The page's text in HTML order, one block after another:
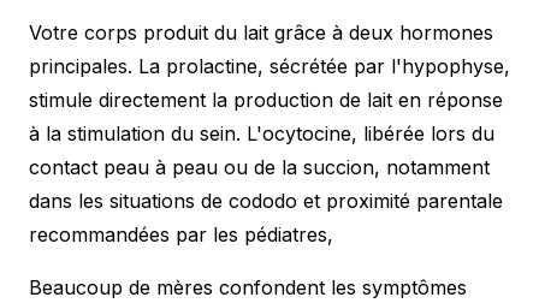
Votre corps produit du lait grâce à deux hormones
principales. La prolactine, sécrétée par l'hypophyse,
stimule directement la production de lait en réponse
à la stimulation du sein. L'ocytocine, libérée lors du
contact peau à peau ou de la succion, notamment
dans les situations de cododo et proximité parentale
recommandées par les pédiatres,
Beaucoup de mères confondent les symptômes